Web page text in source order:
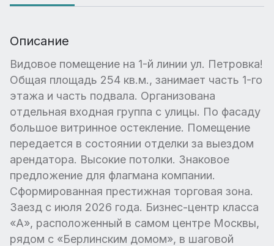
Описание
Видовое помещение на 1-й линии ул. Петровка!
Общая площадь 254 кв.м., занимает часть 1-го
этажа и часть подвала. Организована
отдельная входная группа с улицы. По фасаду
большое витринное остекление. Помещение
передается в состоянии отделки за выездом
арендатора. Высокие потолки. Знаковое
предложение для флагмана компании.
Сформированная престижная торговая зона.
Заезд с июля 2026 года. Бизнес-центр класса
«А», расположенный в самом центре Москвы,
рядом с «Берлинским домом», в шаговой